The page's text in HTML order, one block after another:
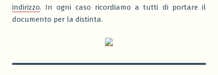
indirizzo. In ogni caso ricordiamo a tutti di portare il
documento per la distinta.